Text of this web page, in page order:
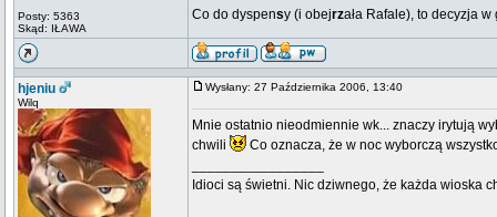
Posty: 5363
Skąd: IŁAWA
Co do dyspensy (i obejrzała Rafale), to decyzja
hjeniu
Wilq
Wysłany: 27 Października 2006, 13:40
Mnie ostatnio nieodmiennie wk... znaczy irytują
chwili
Co oznacza, że w noc wyborczą
Idioci są świetni. Nic dziwnego, że każda wioska